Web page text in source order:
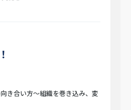
き合い方〜組織を巻き込み、変